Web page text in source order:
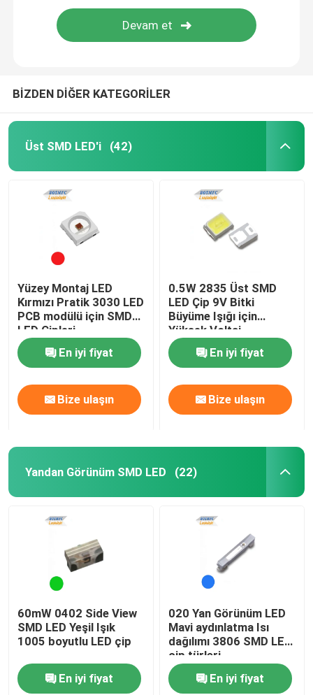
BİZDEN DİĞER KATEGORİLER
Üst SMD LED'i (42)
Yüzey Montaj LED
Kırmızı Pratik 3030 LED
PCB modülü için SMD
LED Çipleri
En iyi fiyat
Bize ulaşın
0.5W 2835 Üst SMD
LED Çip 9V Bitki
Büyüme Işığı için
Yüksek Voltaj
En iyi fiyat
Bize ulaşın
Yandan Görünüm SMD LED (22)
60mW 0402 Side View
SMD LED Yeşil Işık
1005 boyutlu LED çip
En iyi fiyat
020 Yan Görünüm LED
Mavi aydınlatma Isı
dağılımı 3806 SMD LED
çip türleri
En iyi fiyat